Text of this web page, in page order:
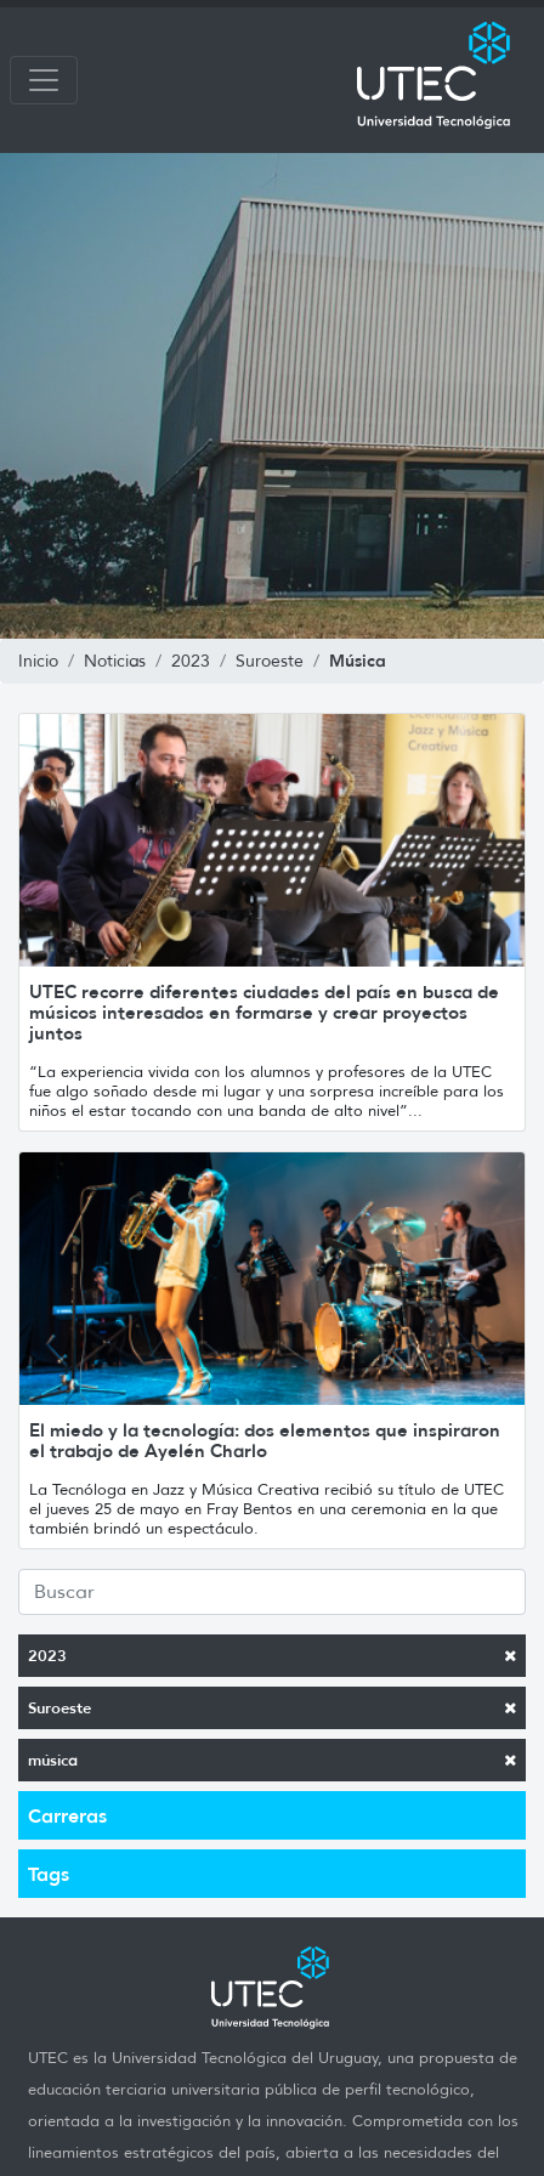
Inicio Noticias 2023 Suroeste Música
2023
Suroeste
música
Carreras
Tags
UTEC recorre diferentes ciudades del país en busca de
músicos interesados en formarse y crear proyectos
juntos
“La experiencia vivida con los alumnos y profesores de la UTEC
fue algo soñado desde mi lugar y una sorpresa increíble para los
niños el estar tocando con una banda de alto nivel”...
El miedo y la tecnología: dos elementos que inspiraron
el trabajo de Ayelén Charlo
La Tecnóloga en Jazz y Música Creativa recibió su título de UTEC
el jueves 25 de mayo en Fray Bentos en una ceremonia en la que
también brindó un espectáculo.
UTEC es la Universidad Tecnológica del Uruguay, una propuesta de
educación terciaria universitaria pública de perfil tecnológico,
orientada a la investigación y la innovación. Comprometida con los
lineamientos estratégicos del país, abierta a las necesidades del